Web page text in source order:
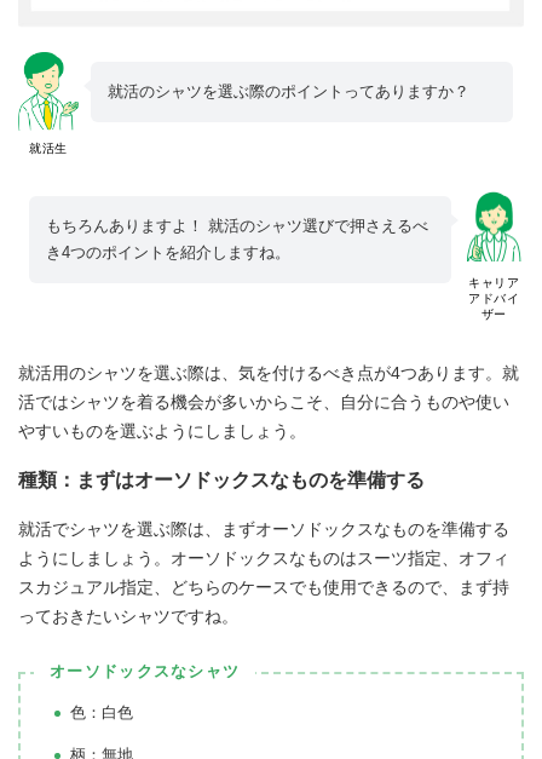
就活生
就活のシャツを選ぶ際のポイントってありますか？
キャリア
アドバイ
ザー
もちろんありますよ！ 就活のシャツ選びで押さえるべ
き4つのポイントを紹介しますね。
就活用のシャツを選ぶ際は、気を付けるべき点が4つあります。就
活ではシャツを着る機会が多いからこそ、自分に合うものや使い
やすいものを選ぶようにしましょう。
種類：まずはオーソドックスなものを準備する
就活でシャツを選ぶ際は、まずオーソドックスなものを準備する
ようにしましょう。オーソドックスなものはスーツ指定、オフィ
スカジュアル指定、どちらのケースでも使用できるので、まず持
っておきたいシャツですね。
オーソドックスなシャツ
色：白色
柄：無地